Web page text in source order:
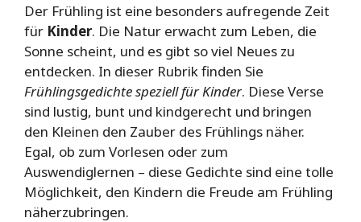
Der Frühling ist eine besonders aufregende Zeit
für Kinder. Die Natur erwacht zum Leben, die
Sonne scheint, und es gibt so viel Neues zu
entdecken. In dieser Rubrik finden Sie
Frühlingsgedichte speziell für Kinder. Diese Verse
sind lustig, bunt und kindgerecht und bringen
den Kleinen den Zauber des Frühlings näher.
Egal, ob zum Vorlesen oder zum
Auswendiglernen – diese Gedichte sind eine tolle
Möglichkeit, den Kindern die Freude am Frühling
näherzubringen.